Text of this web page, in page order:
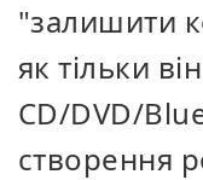
"залишити
як тільки
CD/DVD/
створення